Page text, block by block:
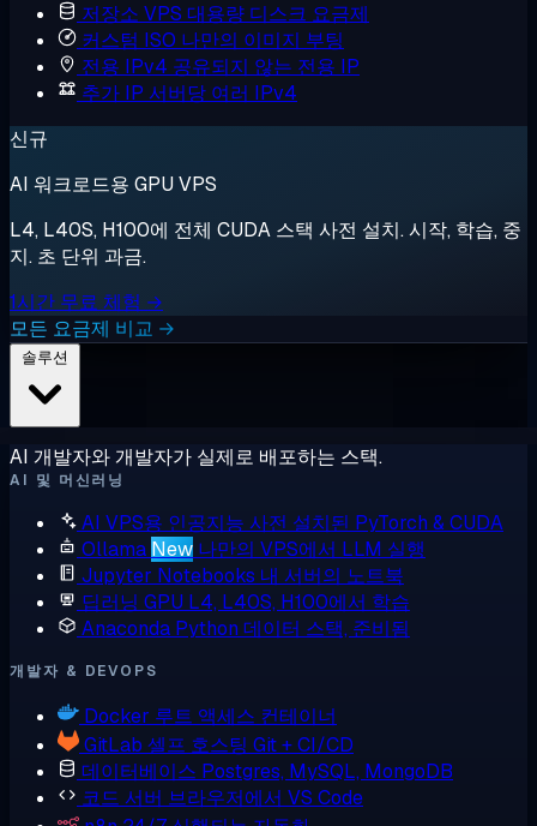
저장소 VPS 대용량 디스크 요금제
커스텀 ISO 나만의 이미지 부팅
전용 IPv4 공유되지 않는 전용 IP
추가 IP 서버당 여러 IPv4
신규
AI 워크로드용 GPU VPS
L4, L40S, H100에 전체 CUDA 스택 사전 설치. 시작, 학습, 중
지. 초 단위 과금.
1시간 무료 체험 →
모든 요금제 비교 →
AI 개발자와 개발자가 실제로 배포하는 스택.
AI 및 머신러닝
AI VPS용 인공지능 사전 설치된 PyTorch & CUDA
Ollama New 나만의 VPS에서 LLM 실행
Jupyter Notebooks 내 서버의 노트북
딥러닝 GPU L4, L40S, H100에서 학습
Anaconda Python 데이터 스택, 준비됨
개발자 & DEVOPS
Docker 루트 액세스 컨테이너
GitLab 셀프 호스팅 Git + CI/CD
데이터베이스 Postgres, MySQL, MongoDB
코드 서버 브라우저에서 VS Code